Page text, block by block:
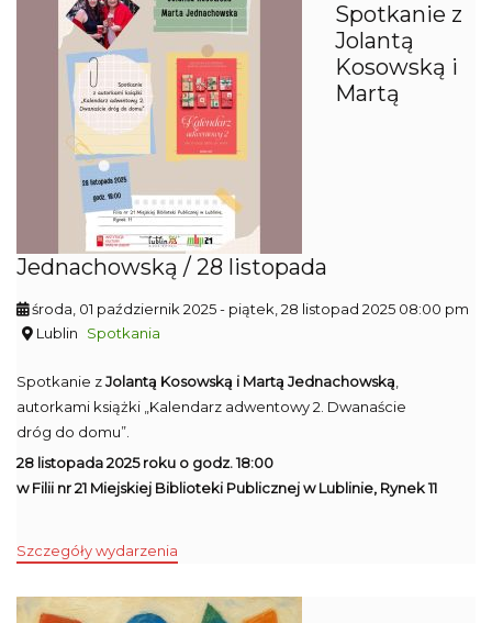
Spotkanie z
Jolantą
Kosowską i
Martą
Jednachowską / 28 listopada
środa, 01 październik 2025- piątek, 28 listopad 2025 08:00 pm
Lublin
Spotkania
Spotkanie zJolantą Kosowską i Martą Jednachowską
autorkami książki „Kalendarz adwentowy 2. Dwanaście
dróg do domu”.
28 listopada 2025 roku o godz. 18:00
w Filii nr 21 Miejskiej Biblioteki Publicznej w Lublinie, Rynek 11
Szczegóły wydarzenia